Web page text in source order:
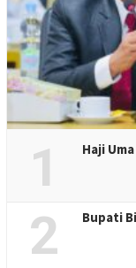
1 Haji
2 Bupati